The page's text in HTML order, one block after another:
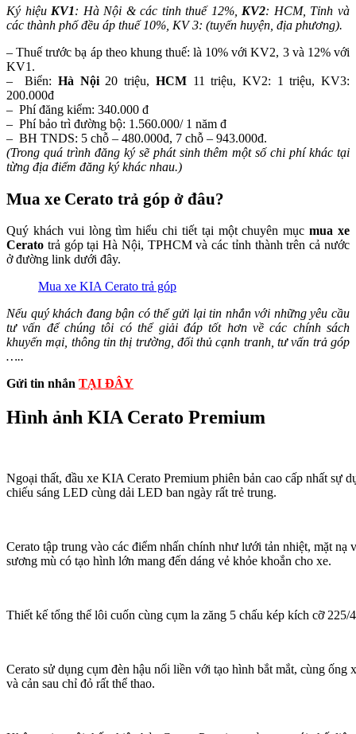
Ký hiệu KV1: Hà Nội & các tỉnh thuế 12%, KV2: HCM, Tỉnh và
các thành phố đều áp thuế 10%, KV 3: (tuyến huyện, địa phương).
– Thuế trước bạ áp theo khung thuế: là 10% với KV2, 3 và 12% với
KV1.
– Biển:Hà Nội20 triệu, HCM11 triệu, KV2: 1 triệu, KV3:
200.000đ
– Phí đăng kiểm: 340.000 đ
– Phí bảo trì đường bộ: 1.560.000/ 1 năm đ
– BH TNDS: 5 chỗ – 480.000đ, 7 chỗ – 943.000đ.
(Trong quá trình đăng ký sẽ phát sinh thêm một số chi phí khác tại
từng địa điểm đăng ký khác nhau.)
Mua xe Cerato trả góp ở đâu?
Quý khách vui lòng tìm hiểu chi tiết tại một chuyên mụcmua xe
Cerato trả góp tại Hà Nội, TPHCM và các tỉnh thành trên cả nước
ở đường link dưới đây.
Mua xe KIA Cerato trả góp
Nếu quý khách đang bận có thể gửi lại tin nhắn với những yêu cầu
tư vấn để chúng tôi có thể giải đáp tốt hơn về các chính sách
khuyến mại, thông tin thị trường, đối thủ cạnh tranh, tư vấn trả góp
…..
Gửi tin nhắn TẠI ĐÂY
Hình ảnh KIA Cerato Premium
Ngoại thất, đầu xe KIA Cerato Premium phiên bản cao cấp nhất sự
chiếu sáng LED cùng dải LED ban ngày rất trẻ trung.
Cerato tập trung vào các điểm nhấn chính như lưới tản nhiệt, mặt nạ
sương mù có tạo hình lớn mang đến dáng vẻ khỏe khoắn cho xe.
Thiết kế tổng thể lôi cuốn cùng cụm la zăng 5 chấu kép kích cỡ 225/
Cerato sử dụng cụm đèn hậu nối liền với tạo hình bắt mắt, cùng ống
và cản sau chỉ đỏ rất thể thao.